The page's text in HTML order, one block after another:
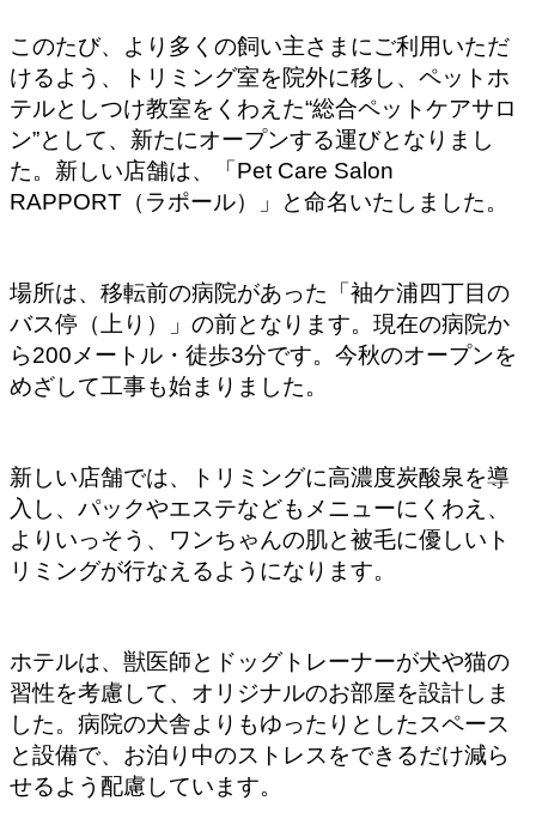
このたび、より多くの飼い主さまにご利用いただ
けるよう、トリミング室を院外に移し、ペットホ
テルとしつけ教室をくわえた“総合ペットケアサロ
ン”として、新たにオープンする運びとなりまし
た。新しい店舗は、「Pet Care Salon
RAPPORT（ラポール）」と命名いたしました。
場所は、移転前の病院があった「袖ケ浦四丁目の
バス停（上り）」の前となります。現在の病院か
ら200メートル・徒歩3分です。今秋のオープンを
めざして工事も始まりました。
新しい店舗では、トリミングに高濃度炭酸泉を導
入し、パックやエステなどもメニューにくわえ、
よりいっそう、ワンちゃんの肌と被毛に優しいト
リミングが行なえるようになります。
ホテルは、獣医師とドッグトレーナーが犬や猫の
習性を考慮して、オリジナルのお部屋を設計しま
した。病院の犬舎よりもゆったりとしたスペース
と設備で、お泊り中のストレスをできるだけ減ら
せるよう配慮しています。